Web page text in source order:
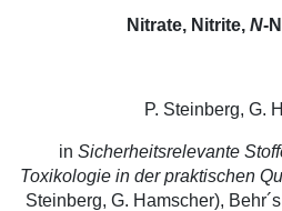
Nitrate, Nitrite, N-
P. Steinberg, G.
in Sicherheitsrelevante
Toxikologie in der praktischen
Steinberg, G. Hamscher),